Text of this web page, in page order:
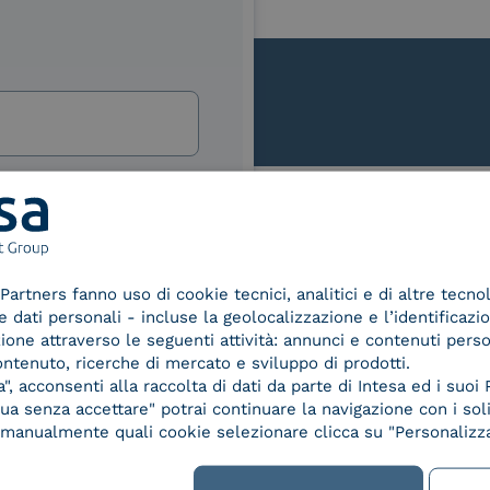
Trust
for
Service Provider e
Aggregatore SPID
e offerte di INTESA.
di INTESA.
inviando una e-mail
se non si desidera ricevere
facendo clic sul
e-mail.
nelle Norme di tutela della
di aver letto e compreso
fanno uso di cookie tecnici, analitici e di altre
dati personali - incluse la geolocalizzazione e
attraverso le seguenti attività: annunci e contenuti
ricerche di mercato e sviluppo di prodotti.
acconsenti alla raccolta di dati da parte di Intesa ed i suoi
senza accettare" potrai continuare la navigazione con i
quali cookie selezionare clicca su